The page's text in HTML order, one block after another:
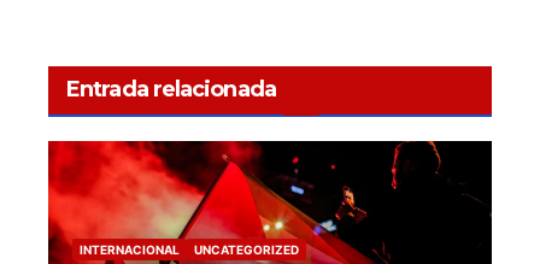
Entrada relacionada
INTERNACIONAL UNCATEGORIZED